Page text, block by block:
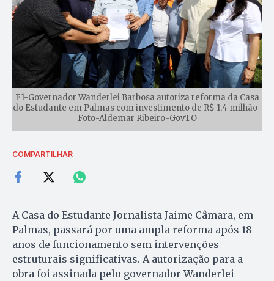
F1-Governador Wanderlei Barbosa autoriza reforma da Casa
do Estudante em Palmas com investimento de R$ 1,4 milhão-
Foto-Aldemar Ribeiro-GovTO
COMPARTILHAR
A Casa do Estudante Jornalista Jaime Câmara, em
Palmas, passará por uma ampla reforma após 18
anos de funcionamento sem intervenções
estruturais significativas. A autorização para a
obra foi assinada pelo governador Wanderlei